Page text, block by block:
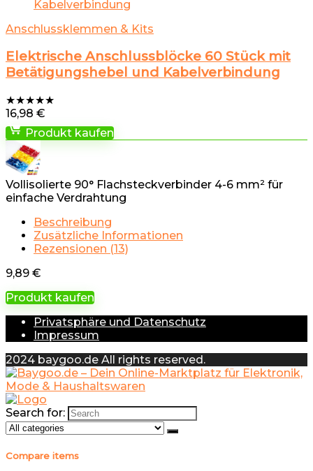
Anschlussklemmen & Kits
Elektrische Anschlussblöcke 60 Stück mit
Betätigungshebel und Kabelverbindung
★★★★★
16,98 €
Produkt kaufen
Vollisolierte 90° Flachsteckverbinder 4-6 mm² für
einfache Verdrahtung
Beschreibung
Zusätzliche Informationen
Rezensionen (13)
9,89 €
Produkt kaufen
Privatsphäre und Datenschutz
Impressum
2024 baygoo.de All rights reserved.
Search for:
Compare items